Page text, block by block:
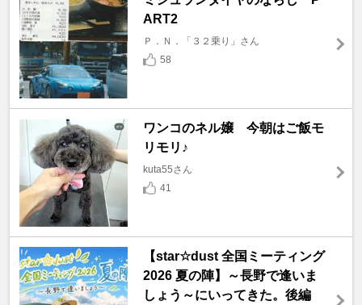
ART2
Ｐ．Ｎ．「３２乗り」さん
58
ワンコのネル嬢 今朝はご飯モ
リモリ♪
kuta55さん
41
【star☆dust 全国ミーティング
2026 夏の陣】～長野で逢いま
しょう～にいってきた。後編